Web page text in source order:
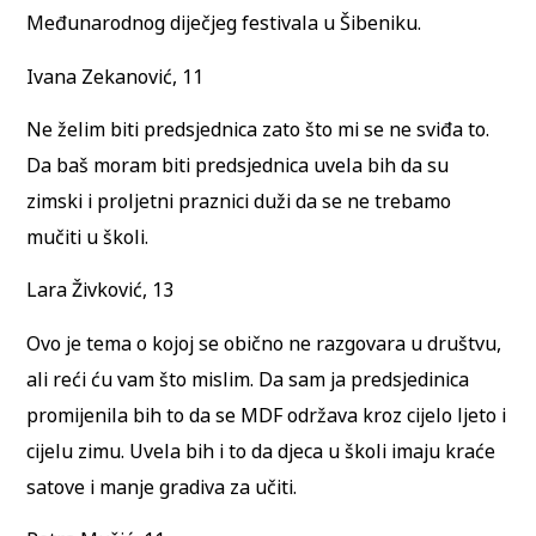
Međunarodnog diječjeg festivala u Šibeniku.
Ivana Zekanović, 11
Ne želim biti predsjednica zato što mi se ne sviđa to.
Da baš moram biti predsjednica uvela bih da su
zimski i proljetni praznici duži da se ne trebamo
mučiti u školi.
Lara Živković, 13
Ovo je tema o kojoj se obično ne razgovara u društvu,
ali reći ću vam što mislim. Da sam ja predsjedinica
promijenila bih to da se MDF održava kroz cijelo ljeto i
cijelu zimu. Uvela bih i to da djeca u školi imaju kraće
satove i manje gradiva za učiti.